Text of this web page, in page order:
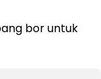
bor untuk